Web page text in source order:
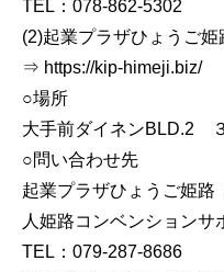
TEL：078-862-5302
(2)起業プラザひょうご姫
⇒ https://kip-himeji.biz/
○場所
大手前ダイネンBLD.2
○問い合わせ先
起業プラザひょうご姫
人姫路コンベンションサ
TEL：079-287-8686